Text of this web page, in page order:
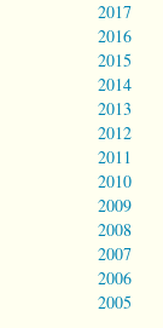
2017
2016
2015
2014
2013
2012
2011
2010
2009
2008
2007
2006
2005